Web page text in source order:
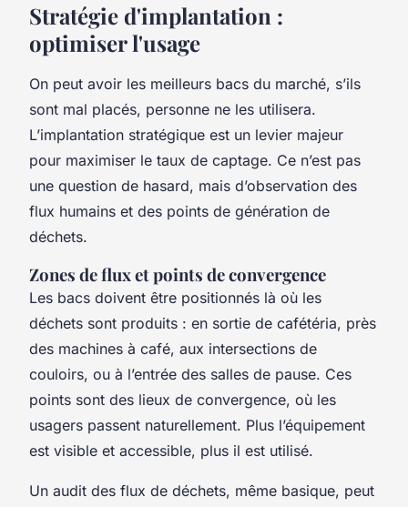
Stratégie d'implantation :
optimiser l'usage
On peut avoir les meilleurs bacs du marché, s’ils
sont mal placés, personne ne les utilisera.
L’implantation stratégique est un levier majeur
pour maximiser le taux de captage. Ce n’est pas
une question de hasard, mais d’observation des
flux humains et des points de génération de
déchets.
Zones de flux et points de convergence
Les bacs doivent être positionnés là où les
déchets sont produits : en sortie de cafétéria, près
des machines à café, aux intersections de
couloirs, ou à l’entrée des salles de pause. Ces
points sont des lieux de convergence, où les
usagers passent naturellement. Plus l’équipement
est visible et accessible, plus il est utilisé.
Un audit des flux de déchets, même basique, peut